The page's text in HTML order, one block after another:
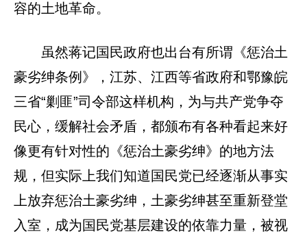
容的土地革命。
虽然蒋记国民政府也出台有所谓《惩治土
豪劣绅条例》，江苏、江西等省政府和鄂豫皖
三省“剿匪”司令部这样机构，为与共产党争夺
民心，缓解社会矛盾，都颁布有各种看起来好
像更有针对性的《惩治土豪劣绅》的地方法
规，但实际上我们知道国民党已经逐渐从事实
上放弃惩治土豪劣绅，土豪劣绅甚至重新登堂
入室，成为国民党基层建设的依靠力量，被视